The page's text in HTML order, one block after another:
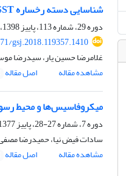
شناسایی دسته رخساره FSST در توالی‌های رودخانه‌ای با مثالی از سازند شوریجه
دوره 29، شماره 113، پاییز 1398، صفحه
gsj.2018.119357.1410
غلامرضا حسین یار، سیدرضا
مشاهده مقاله
اصل مقاله
میکروفاسیس‌ها و محیط
دوره 7، شماره 27-28، پاییز 1377، صفحه
سادات فیض نیا، حمیدرضا
مشاهده مقاله
اصل مقاله